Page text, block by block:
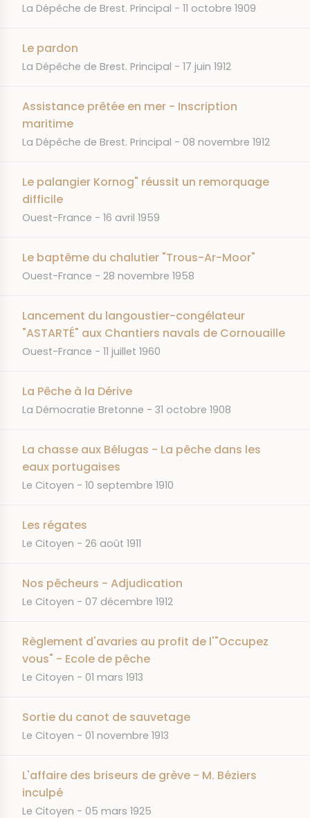
JOURNAL
La Dépêche de Brest. Principal DATE
11 octobre 1909
Le pardon
JOURNAL
La Dépêche de Brest. Principal DATE
17 juin 1912
Assistance prêtée en mer - Inscription
maritime
JOURNAL
La Dépêche de Brest. Principal DATE
08 novembre 1912
Le palangier Kornog" réussit un remorquage
difficile
JOURNAL
Ouest-France DATE
16 avril 1959
Le baptême du chalutier "Trous-Ar-Moor"
JOURNAL
Ouest-France DATE
28 novembre 1958
Lancement du langoustier-congélateur
"ASTARTÉ" aux Chantiers navals de Cornouaille
JOURNAL
Ouest-France DATE
11 juillet 1960
La Pêche à la Dérive
JOURNAL
La Démocratie Bretonne DATE
31 octobre 1908
La chasse aux Bélugas - La pêche dans les
eaux portugaises
JOURNAL
Le Citoyen DATE
10 septembre 1910
Les régates
JOURNAL
Le Citoyen DATE
26 août 1911
Nos pêcheurs - Adjudication
JOURNAL
Le Citoyen DATE
07 décembre 1912
Règlement d'avaries au profit de l'"Occupez
vous" - Ecole de pêche
JOURNAL
Le Citoyen DATE
01 mars 1913
Sortie du canot de sauvetage
JOURNAL
Le Citoyen DATE
01 novembre 1913
L'affaire des briseurs de grève - M. Béziers
inculpé
JOURNAL
Le Citoyen DATE
05 mars 1925